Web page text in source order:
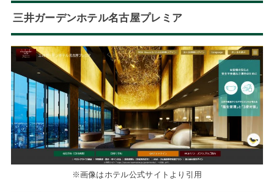
三井ガーデンホテル名古屋プレミア
※画像はホテル公式サイトより引用